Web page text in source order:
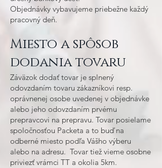
Objednávky vybavujeme priebežne každý
pracovný deň.
Miesto a spôsob
dodania tovaru
Záväzok dodať tovar je splnený
odovzdaním tovaru zákazníkovi resp.
oprávnenej osobe uvedenej v objednávke
alebo jeho odovzdaním prvému
prepravcovi na prepravu. Tovar posielame
spoločnosťou Packeta a to buď na
odberné miesto podľa Vášho výberu
alebo na adresu. Tovar tiež vieme osobne
priviezť vrámci TT a okolia 5km.